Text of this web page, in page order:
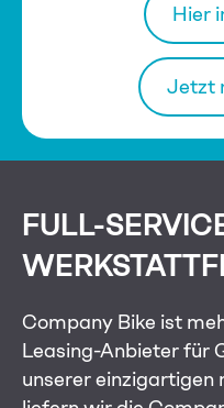
Hier
Jetzt
FULL-
Company Bike ist
Leasing-Anbieter für
unserer einzigartigen